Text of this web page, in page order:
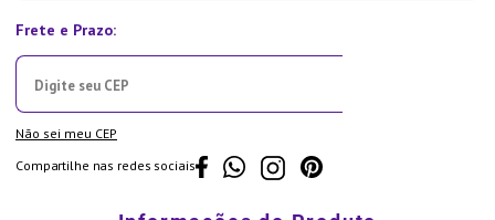
Não sei meu CEP
Compartilhe nas redes sociais